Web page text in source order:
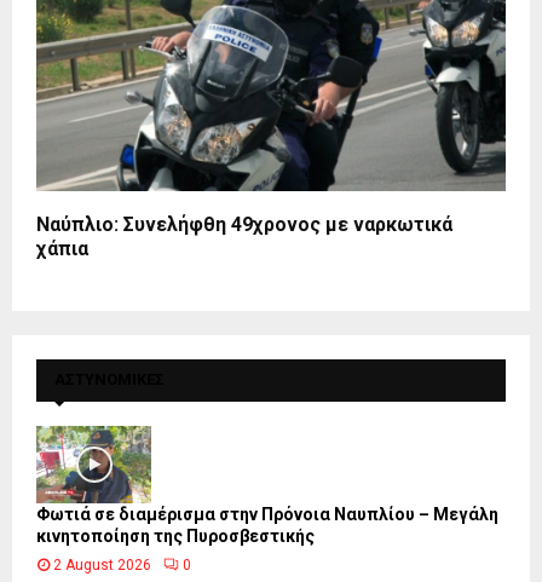
Ναύπλιο: Συνελήφθη 49χρονος με ναρκωτικά
χάπια
Φωτιά σε διαμέρισμα στην Πρόνοια Ναυπλίου – Μεγάλη
κινητοποίηση της Πυροσβεστικής
2 August 2026 0